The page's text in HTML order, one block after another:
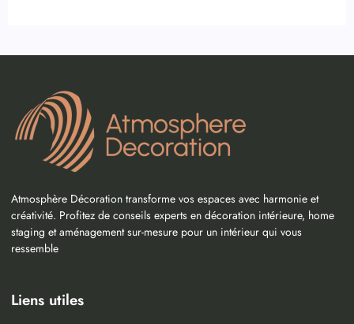
Atmosphère Décoration transforme vos espaces avec harmonie et
créativité. Profitez de conseils experts en décoration intérieure, home
staging et aménagement sur-mesure pour un intérieur qui vous
ressemble
Liens utiles